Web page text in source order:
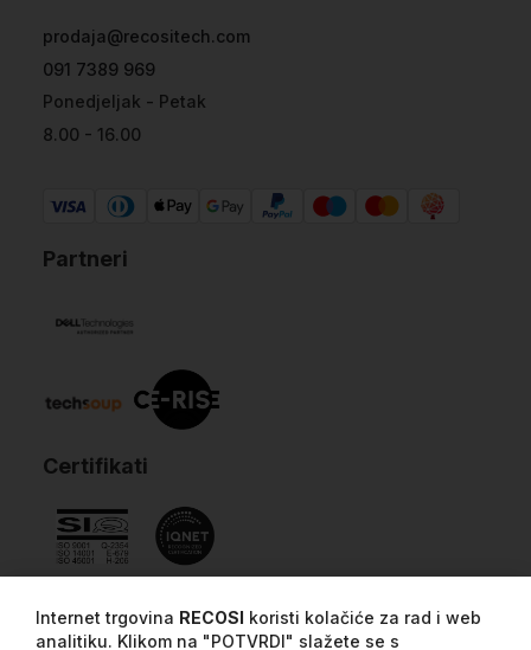
prodaja@recositech.com
091 7389 969
Ponedjeljak - Petak
8.00 - 16.00
Partneri
Certifikati
Internet trgovina RECOSI koristi kolačiće za rad i web
analitiku. Klikom na "POTVRDI" slažete se s